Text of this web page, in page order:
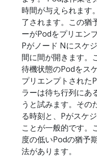
時間が与えられます
了されます。この猶
ーがPodをプリエン
Pがノード Nにスケ
間に間が開きます。
待機状態のPodをス
プリエンプトされた
ラーは待ち行列にあ
うと試みます。その
る時刻と、Pがスケ
ことが一般的です。
度の低いPodの猶予
法があります。